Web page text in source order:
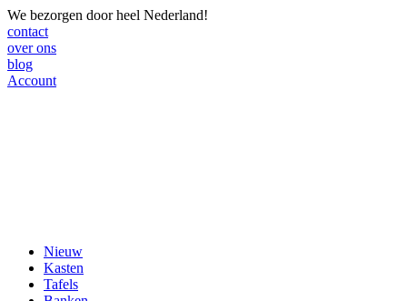
We bezorgen door heel Nederland!
contact
over ons
blog
Account
Nieuw
Kasten
Tafels